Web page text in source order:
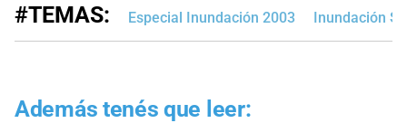
#TEMAS: Especial Inundación 2003 Inundación
Además tenés que leer: